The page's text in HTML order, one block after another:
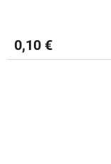
0,10 €